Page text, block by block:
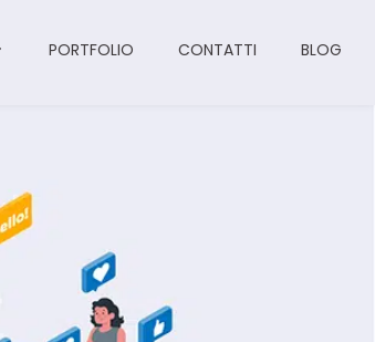
PORTFOLIO CONTATTI BLOG